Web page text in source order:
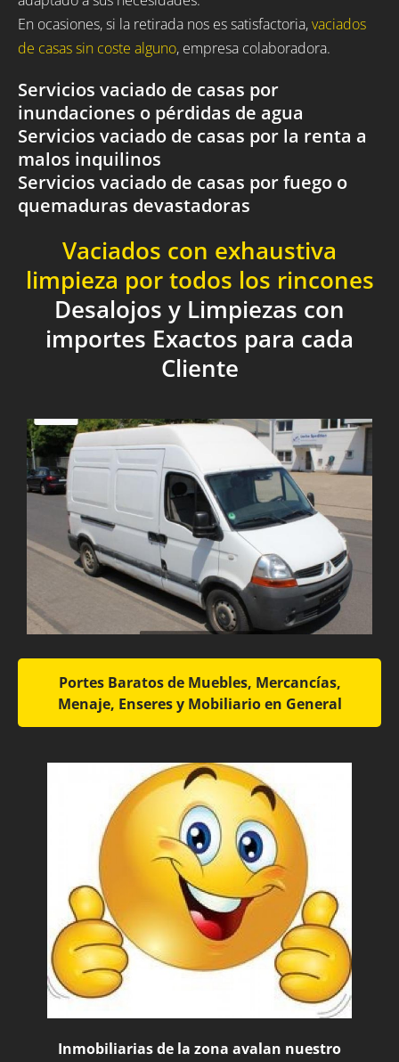
En ocasiones, si la retirada nos es satisfactoria,vaciados
de casas sin coste alguno, empresa colaboradora.
Servicios vaciado de casas por
inundaciones o pérdidas de agua
Servicios vaciado de casas por la renta a
malos inquilinos
Servicios vaciado de casas por fuego o
quemaduras devastadoras
Vaciados con exhaustiva
limpieza por todos los rincones
Desalojos y Limpiezas con
importes Exactos para cada
Cliente
Portes Baratos de Muebles, Mercancías,
Menaje, Enseres y Mobiliario en General
Inmobiliarias de la zona avalan nuestro